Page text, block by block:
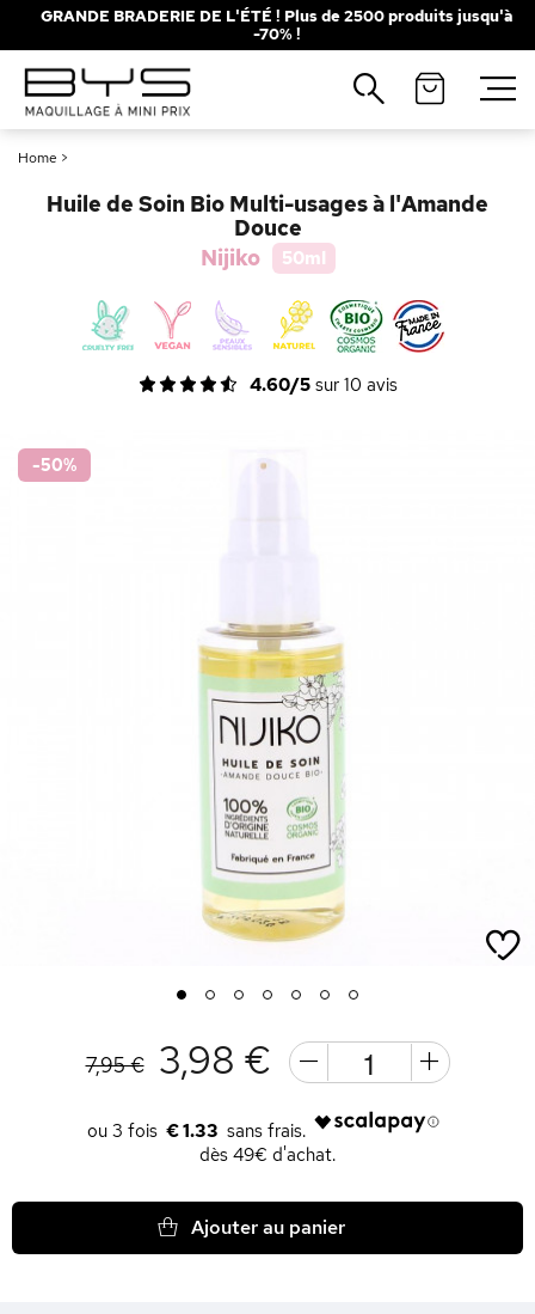
GRANDE BRADERIE DE L'ÉTÉ ! Plus de 2500 produits jusqu'à
-70% !
Home >
Huile de Soin Bio Multi-usages à l'Amande
Douce
Nijiko
50ml
4.60/5sur 10 avis
-50%
1 2 3 4 5 6 7
7,95 € 3,98 €
€ 1.33
dès 49€ d'achat.
Ajouter au panier
Fermer
Recherches populaires
Rouge à Lèvres